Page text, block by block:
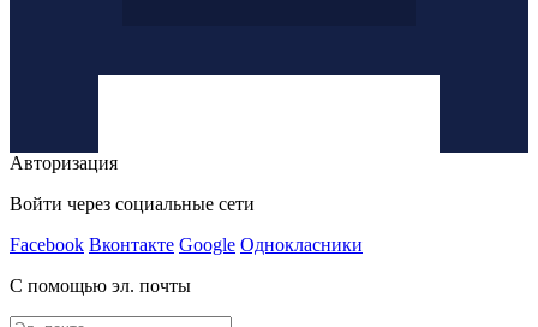
Авторизация
Войти через социальные сети
Facebook Вконтакте Google Однокласники
С помощью эл. почты